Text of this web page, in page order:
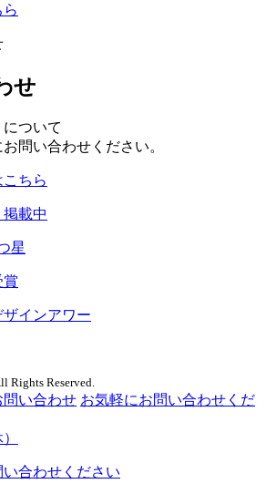
せ
ついて
問い合わせください。
ちら
Rights Reserved.
問い合わせ お気軽にお問い合わせくだ